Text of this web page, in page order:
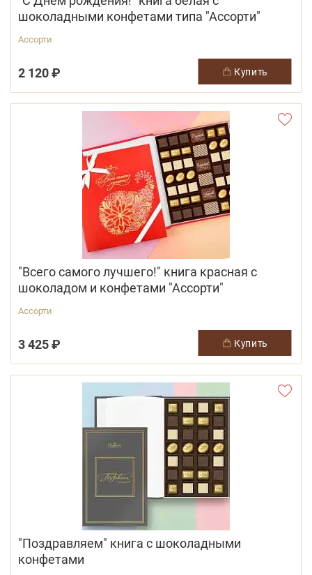
шоколадными конфетами типа "Ассорти"
Ассорти
2 120 ₽ купить
"Всего самого лучшего!" книга красная с
шоколадом и конфетами "Ассорти"
Ассорти
3 425 ₽ купить
"Поздравляем" книга с шоколадными
конфетами